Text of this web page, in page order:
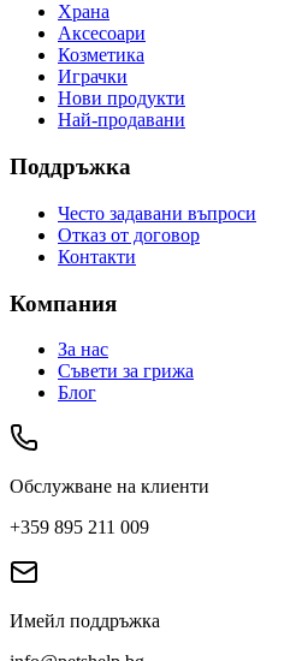
Храна
Аксесоари
Козметика
Играчки
Нови продукти
Най-продавани
Поддръжка
Често задавани въпроси
Отказ от договор
Контакти
Компания
За нас
Съвети за грижа
Блог
Обслужване на клиенти
+359 895 211 009
Имейл поддръжка